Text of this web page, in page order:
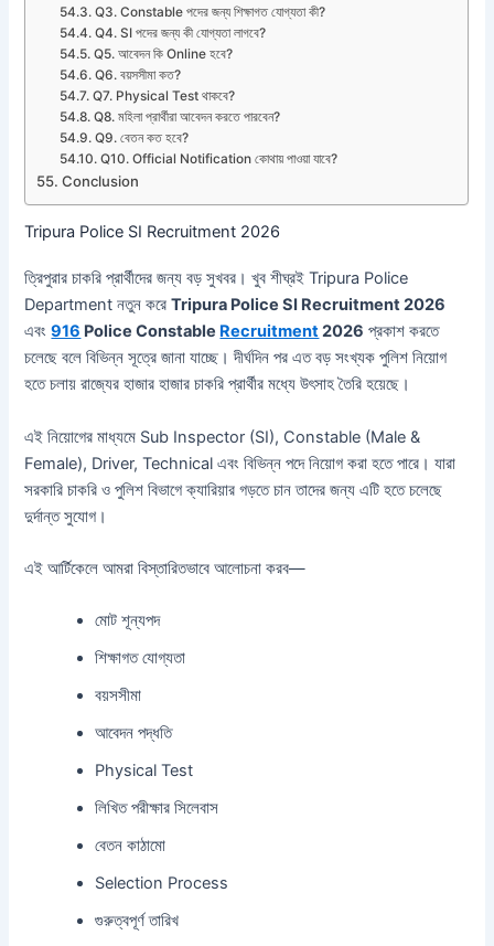
Q3. Constable পদের জন্য শিক্ষাগত যোগ্যতা কী?
Q4. SI পদের জন্য কী যোগ্যতা লাগবে?
Q5. আবেদন কি Online হবে?
Q6. বয়সসীমা কত?
Q7. Physical Test থাকবে?
Q8. মহিলা প্রার্থীরা আবেদন করতে পারবেন?
Q9. বেতন কত হবে?
Q10. Official Notification কোথায় পাওয়া যাবে?
Conclusion
Tripura Police SI Recruitment 2026
ত্রিপুরার চাকরি প্রার্থীদের জন্য বড় সুখবর। খুব শীঘ্রই Tripura Police
Department নতুন করেTripura Police SI Recruitment 2026
এবং916 Police Constable Recruitment2026 প্রকাশ করতে
চলেছে বলে বিভিন্ন সূত্রে জানা যাচ্ছে। দীর্ঘদিন পর এত বড় সংখ্যক পুলিশ নিয়োগ
হতে চলায় রাজ্যের হাজার হাজার চাকরি প্রার্থীর মধ্যে উৎসাহ তৈরি হয়েছে।
এই নিয়োগের মাধ্যমে Sub Inspector (SI), Constable (Male &
Female), Driver, Technical এবং বিভিন্ন পদে নিয়োগ করা হতে পারে। যারা
সরকারি চাকরি ও পুলিশ বিভাগে ক্যারিয়ার গড়তে চান তাদের জন্য এটি হতে চলেছে
দুর্দান্ত সুযোগ।
এই আর্টিকেলে আমরা বিস্তারিতভাবে আলোচনা করব—
মোট শূন্যপদ
শিক্ষাগত যোগ্যতা
বয়সসীমা
আবেদন পদ্ধতি
Physical Test
লিখিত পরীক্ষার সিলেবাস
বেতন কাঠামো
Selection Process
গুরুত্বপূর্ণ তারিখ